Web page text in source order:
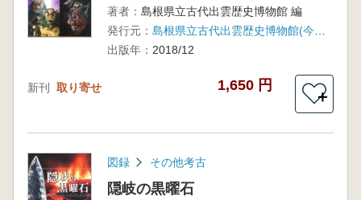
著者： 島根県立古代出雲歴史博物館 編
発行元：
出版年： 2018/12
新刊 取り寄せ 1,650 円
＋
図録 その他考古
隠岐の黒曜石